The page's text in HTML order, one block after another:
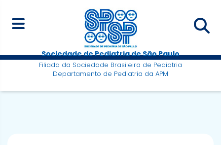
Sociedade de Pediatria de São Paulo
Filiada da Sociedade Brasileira de Pediatria
Departamento de Pediatria da APM